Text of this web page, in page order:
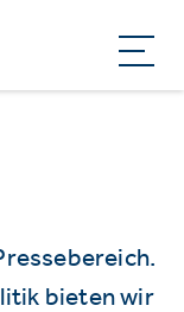
bieten wir